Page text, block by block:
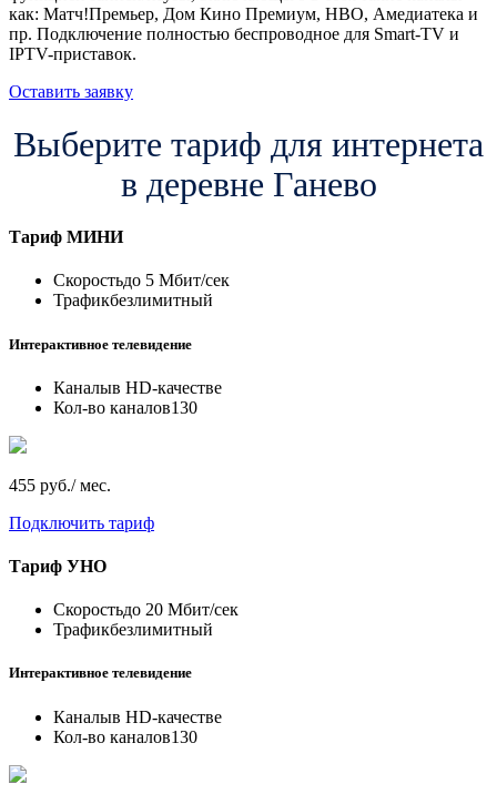
как: Матч!Премьер, Дом Кино Премиум, HBO, Амедиатека и
пр. Подключение полностью беспроводное для Smart-TV и
IPTV-приставок.
Оставить заявку
Выберите тариф для интернета
в деревне Ганево
Тариф МИНИ
Скоростьдо 5 Мбит/сек
Трафикбезлимитный
Интерактивное телевидение
Каналыв HD-качестве
Кол-во каналов130
455 руб./ мес.
Подключить тариф
Тариф УНО
Скоростьдо 20 Мбит/сек
Трафикбезлимитный
Интерактивное телевидение
Каналыв HD-качестве
Кол-во каналов130